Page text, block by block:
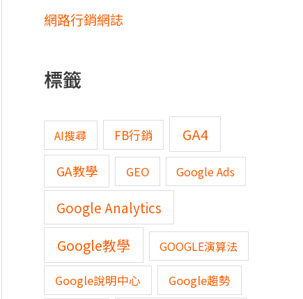
網路行銷網誌
標籤
AI搜尋 FB行銷 GA4
GA教學 GEO Google Ads
Google Analytics
Google教學 GOOGLE演算法
Google說明中心
Google趨勢